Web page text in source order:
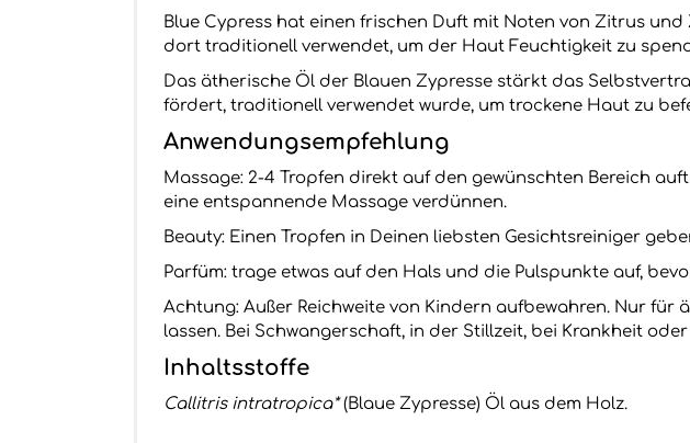
Blue Cypress hat einen frischen Duft mit Noten von Zitrus
dort traditionell verwendet, um der Haut Feuchtigkeit zu
Das ätherische Öl der Blauen Zypresse stärkt das
fördert, traditionell verwendet wurde, um trockene Haut zu
Anwendungsempfehlung
Massage: 2-4 Tropfen direkt auf den gewünschten Bereich
eine entspannende Massage verdünnen.
Beauty: Einen Tropfen in Deinen liebsten Gesichtsreiniger
Parfüm: trage etwas auf den Hals und die Pulspunkte auf,
Achtung: Außer Reichweite von Kindern aufbewahren. Nur
lassen. Bei Schwangerschaft, in der Stillzeit, bei Krankheit
Inhaltsstoffe
Callitris intratropica*(Blaue Zypresse) Öl aus dem Holz.